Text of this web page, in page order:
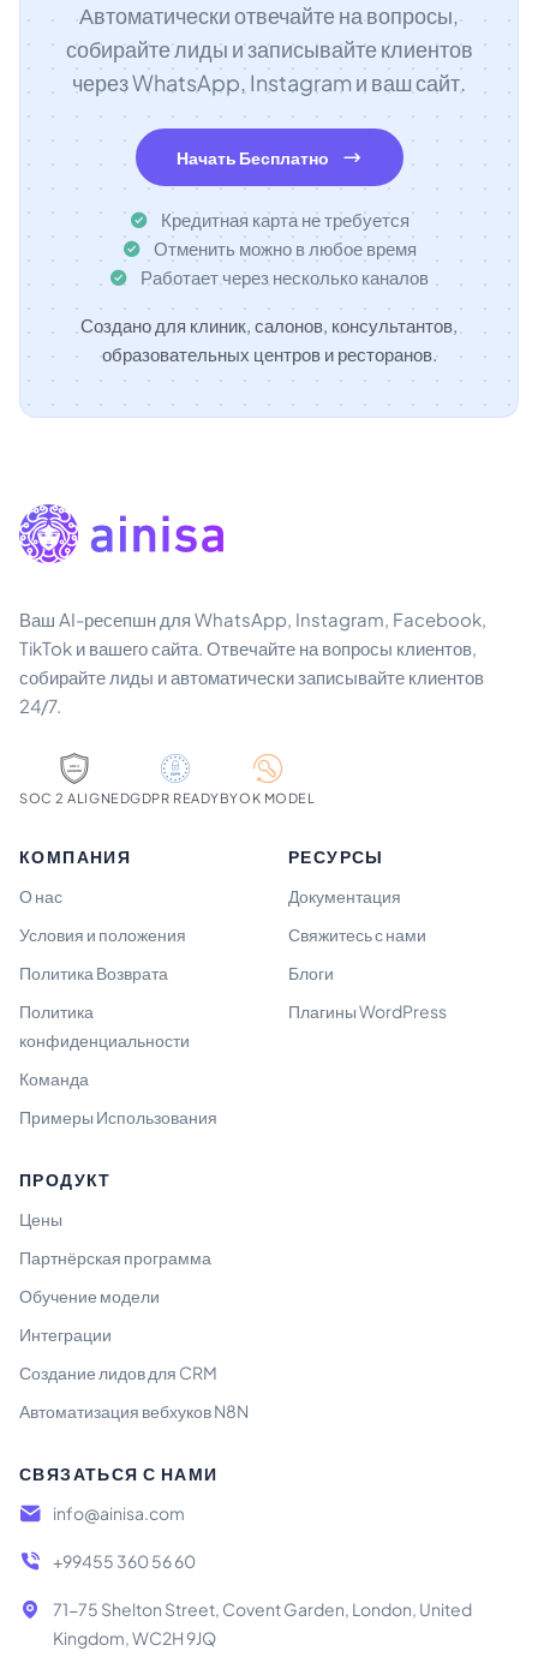
Автоматически отвечайте на вопросы,
собирайте лиды и записывайте клиентов
через WhatsApp, Instagram и ваш сайт.
Начать Бесплатно
Кредитная карта не требуется
Отменить можно в любое время
Работает через несколько каналов
Создано для клиник, салонов, консультантов,
образовательных центров и ресторанов.
Ваш AI-ресепшн для WhatsApp, Instagram, Facebook,
TikTok и вашего сайта. Отвечайте на вопросы клиентов,
собирайте лиды и автоматически записывайте клиентов
24/7.
SOC 2 ALIGNEDGDPR READYBYOK MODEL
КОМПАНИЯ
О нас
Условия и положения
Политика Возврата
Политика
конфиденциальности
Команда
Примеры Использования
РЕСУРСЫ
Документация
Свяжитесь с нами
Блоги
Плагины WordPress
ПРОДУКТ
Цены
Партнёрская программа
Обучение модели
Интеграции
Создание лидов для CRM
Автоматизация вебхуков N8N
СВЯЗАТЬСЯ С НАМИ
info@ainisa.com
+99455 360 56 60
71-75 Shelton Street, Covent Garden, London, United
Kingdom, WC2H 9JQ